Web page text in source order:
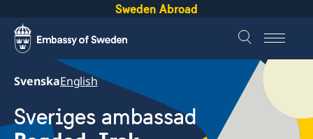
Sweden Abroad
SvenskaEnglish
Sveriges ambassad